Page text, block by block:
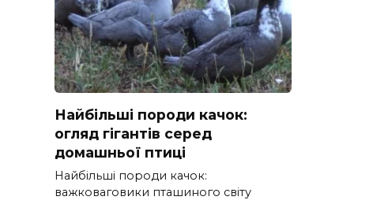
Найбільші породи качок:
огляд гігантів серед
домашньої птиці
Найбільші породи качок:
важковаговики пташиного світу